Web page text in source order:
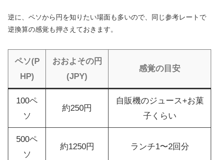
逆に、ペソから円を知りたい場面も多いので、同じ参考レートで
逆換算の感覚も押さえておきます。
ペソ(P
HP)
おおよその円
(JPY)
感覚の目安
100ペ
ソ
約250円
自販機のジュース+お菓
子くらい
500ペ
ソ
約1250円 ランチ1〜2回分